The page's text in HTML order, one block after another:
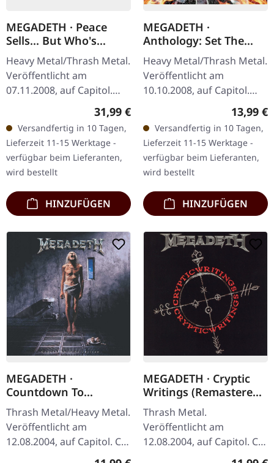
MEGADETH · Peace
Sells... But Who's
Buying? (Re-Release) |
BLACK LP
Heavy Metal/Thrash Metal.
Veröffentlicht am
07.11.2008, auf Capitol.
Standard-Cover. Megadeth
liefern mit „Peace Sells...
But…
Regulärer Preis:
31,99 €
Versandfertig in 10 Tagen,
Lieferzeit 11-15 Werktage -
verfügbar beim Lieferanten,
wird bestellt
HINZUFÜGEN
MEGADETH ·
Anthology: Set The
World Afire | 2CD
Heavy Metal/Thrash Metal.
Veröffentlicht am
10.10.2008, auf Capitol.
Doppel-CD Compilation im
Jewelcase. Megadeths
„Anthology: Set The World
Afire"…
13,99 €
Versandfertig in 10 Tagen,
Lieferzeit 11-15 Werktage -
verfügbar beim Lieferanten,
wird bestellt
HINZUFÜGEN
MEGADETH ·
Countdown To
Extinction
(Remastered) | CD
Thrash Metal/Heavy Metal.
Veröffentlicht am
12.08.2004, auf Capitol. CD
im Jewelcase mit 20-
MEGADETH · Cryptic
Writings (Remastered)
| CD
Thrash Metal.
Veröffentlicht am
12.08.2004, auf Capitol. CD
im Jewelcase mit 24-